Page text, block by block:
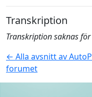
Transkription
Transkription saknas
← Alla avsnitt av
forumet